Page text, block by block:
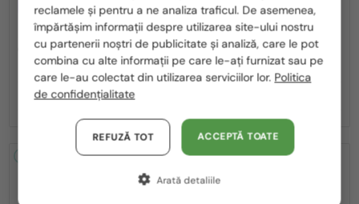
330 RON
DOLCE & GABBANA—
Cadru optic
DG3405 - ​502 - ​54
818 RON 861 RON
Ochelari de soare
DG2305 - 05/80
2-4 ZILE
România / RO
Polska / PL
Magyarország / HU
United Arab Emirates / EN
Austria / AT
Germania / DE
Franța / FR
reclamele și pentru a ne analiza traficul. De asemenea,
împărtășim informații despre utilizarea site-ului nostru
cu partenerii noștri de publicitate și analiză, care le pot
combina cu alte informații pe care le-ați furnizat sau pe
care le-au colectat din utilizarea serviciilor lor. Politica
de confidențialitate
ACCEPTĂ TOATE
REFUZĂ TOT
Arată detaliile